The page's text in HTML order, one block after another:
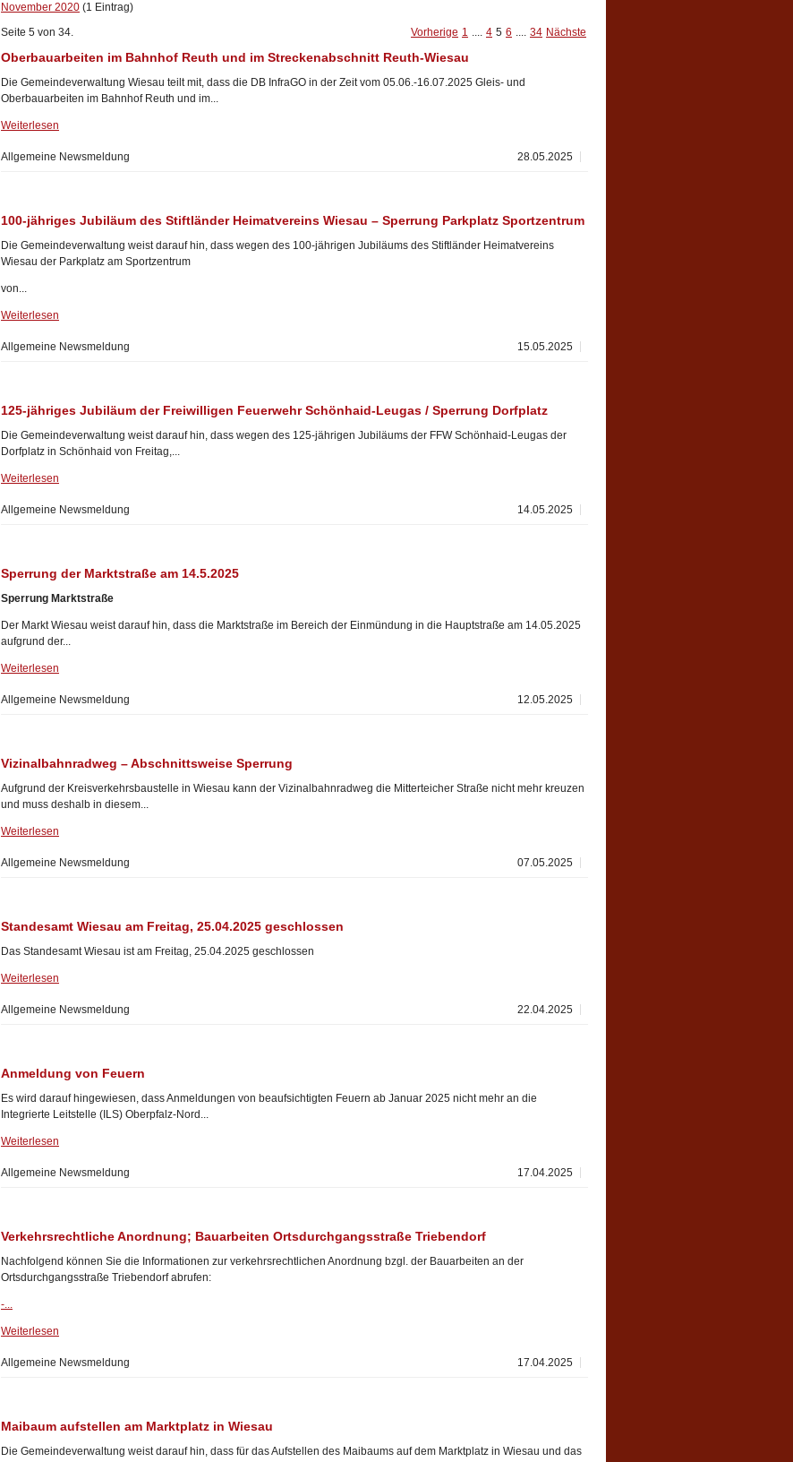
November 2020 (1 Eintrag)
Seite 5 von 34.
Vorherige 1 .... 4 5 6 .... 34 Nächste
Oberbauarbeiten im Bahnhof Reuth und im Streckenabschnitt Reuth-Wiesau
Die Gemeindeverwaltung Wiesau teilt mit, dass die DB InfraGO in der Zeit vom 05.06.-16.07.2025 Gleis- und
Oberbauarbeiten im Bahnhof Reuth und im...
Weiterlesen
28.05.2025
Allgemeine Newsmeldung
100-jähriges Jubiläum des Stiftländer Heimatvereins Wiesau – Sperrung Parkplatz Sportzentrum
Die Gemeindeverwaltung weist darauf hin, dass wegen des 100-jährigen Jubiläums des Stiftländer Heimatvereins
Wiesau der Parkplatz am Sportzentrum
von...
Weiterlesen
15.05.2025
Allgemeine Newsmeldung
125-jähriges Jubiläum der Freiwilligen Feuerwehr Schönhaid-Leugas / Sperrung Dorfplatz
Die Gemeindeverwaltung weist darauf hin, dass wegen des 125-jährigen Jubiläums der FFW Schönhaid-Leugas der
Dorfplatz in Schönhaid von Freitag,...
Weiterlesen
14.05.2025
Allgemeine Newsmeldung
Sperrung der Marktstraße am 14.5.2025
Sperrung Marktstraße
Der Markt Wiesau weist darauf hin, dass die Marktstraße im Bereich der Einmündung in die Hauptstraße am 14.05.2025
aufgrund der...
Weiterlesen
12.05.2025
Allgemeine Newsmeldung
Vizinalbahnradweg – Abschnittsweise Sperrung
Aufgrund der Kreisverkehrsbaustelle in Wiesau kann der Vizinalbahnradweg die Mitterteicher Straße nicht mehr kreuzen
und muss deshalb in diesem...
Weiterlesen
07.05.2025
Allgemeine Newsmeldung
Standesamt Wiesau am Freitag, 25.04.2025 geschlossen
Das Standesamt Wiesau ist am Freitag, 25.04.2025 geschlossen
Weiterlesen
22.04.2025
Allgemeine Newsmeldung
Anmeldung von Feuern
Es wird darauf hingewiesen, dass Anmeldungen von beaufsichtigten Feuern ab Januar 2025 nicht mehr an die
Integrierte Leitstelle (ILS) Oberpfalz-Nord...
Weiterlesen
17.04.2025
Allgemeine Newsmeldung
Verkehrsrechtliche Anordnung; Bauarbeiten Ortsdurchgangsstraße Triebendorf
Nachfolgend können Sie die Informationen zur verkehrsrechtlichen Anordnung bzgl. der Bauarbeiten an der
Ortsdurchgangsstraße Triebendorf abrufen:
-...
Weiterlesen
17.04.2025
Allgemeine Newsmeldung
Maibaum aufstellen am Marktplatz in Wiesau
Die Gemeindeverwaltung weist darauf hin, dass für das Aufstellen des Maibaums auf dem Marktplatz in Wiesau und das